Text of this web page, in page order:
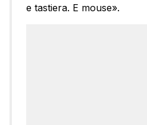
e tastiera. E mouse».